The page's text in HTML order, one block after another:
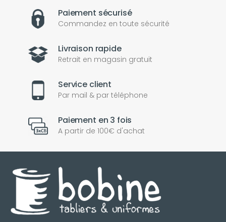
Paiement sécurisé
Commandez en toute sécurité
Livraison rapide
Retrait en magasin gratuit
Service client
Par mail & par téléphone
Paiement en 3 fois
A partir de 100€ d'achat